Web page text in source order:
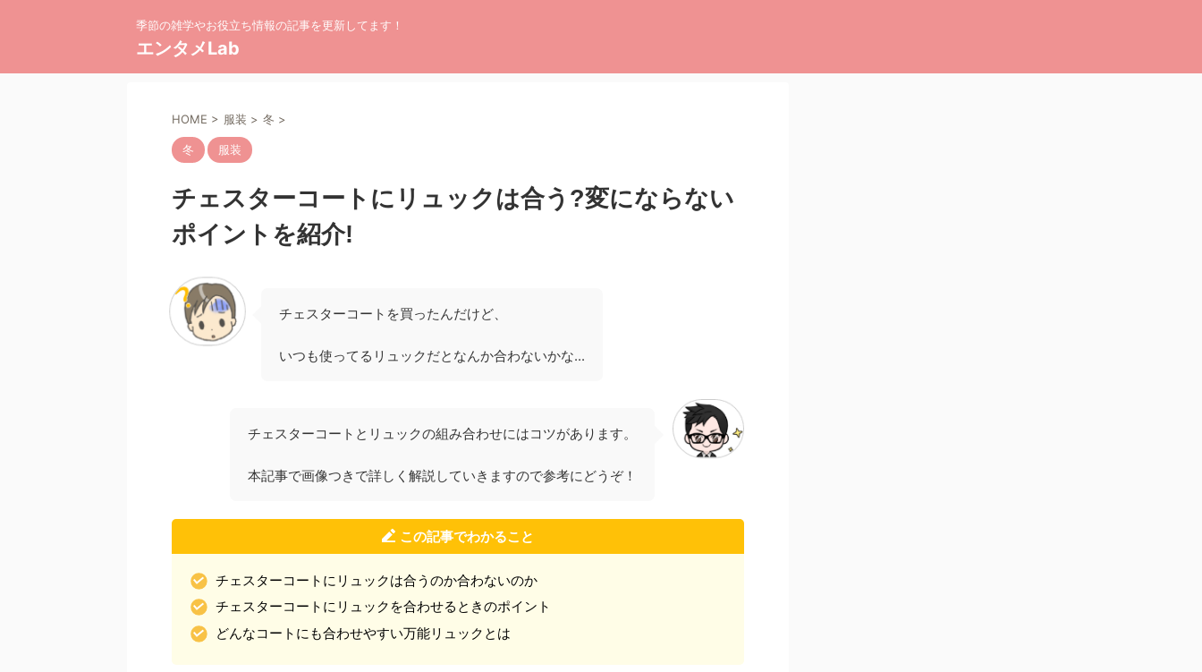
季節の雑学やお役立ち情報の記事を更新してます！
エンタメLab
HOME > 服装 > 冬 >
冬 服装
チェスターコートにリュックは合う?変にならない
ポイントを紹介!
チェスターコートを買ったんだけど、
いつも使ってるリュックだとなんか合わないかな...
チェスターコートとリュックの組み合わせにはコツがあります。
本記事で画像つきで詳しく解説していきますので参考にどうぞ！
この記事でわかること
チェスターコートにリュックは合うのか合わないのか
チェスターコートにリュックを合わせるときのポイント
どんなコートにも合わせやすい万能リュックとは